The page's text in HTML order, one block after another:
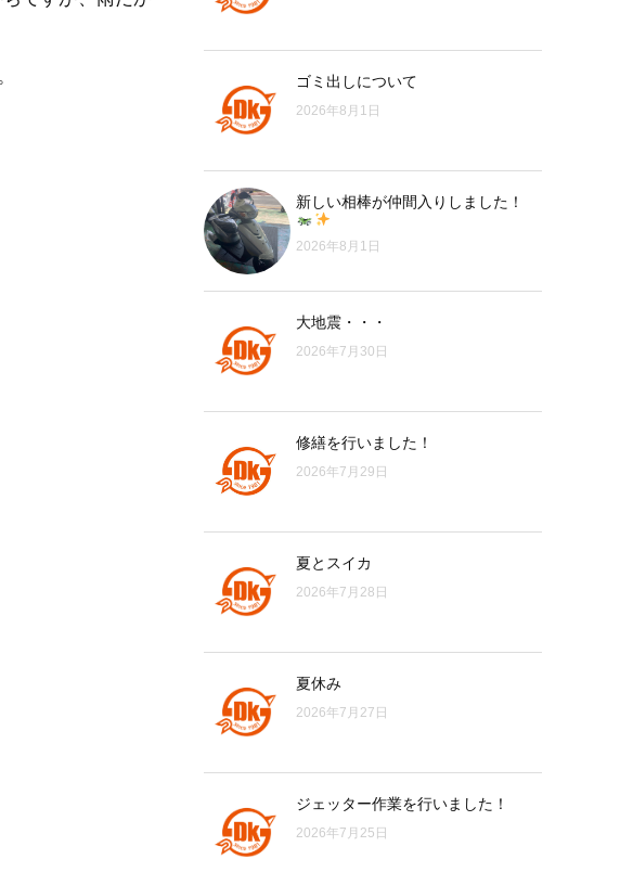
ゴミ出しについて
2026年8月1日
新しい相棒が仲間入りしました！
2026年8月1日
大地震・・・
2026年7月30日
修繕を行いました！
2026年7月29日
夏とスイカ
2026年7月28日
夏休み
2026年7月27日
ジェッター作業を行いました！
2026年7月25日